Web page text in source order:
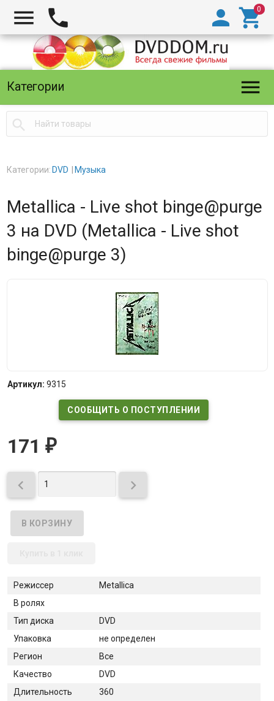
  

Категории 

Категории: DVD Музыка
Metallica - Live shot binge@purge
3 на DVD (Metallica - Live shot
binge@purge 3)
Артикул: 9315
СООБЩИТЬ О ПОСТУПЛЕНИИ
171 ₽
 
Режиссер
Metallica
В ролях
Тип диска
DVD
Упаковка
не определен
Регион
Все
Качество
DVD
Длительность
360